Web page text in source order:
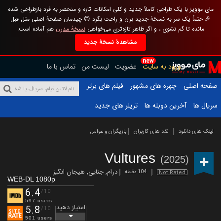
مای موویز با یک طراحی کاملاً جدید و کلی امکانات تازه و منحصر به فرد بازطراحی شده
🎉 حتماً یک سر به نسخهٔ جدید بزن و راحت بگرد 😊 چیدمان صفحهٔ اصلی مثل قبل
مانده تا گم نشوی ، و اگر ظاهر تازه‌تری می‌خواهینسخهٔ مدرن هم آماده است.
مشاهدهٔ نسخهٔ جدید
new
ورود به سایت عضویت لیست من تماس با ما
صفحه اصلی
چهره های مشهور
فیلم های برتر
سریال ها
آخرین دوبله ها تریلر های جدید
لینک های دانلود نقد های کاربران بازیگران و عوامل
Vultures (2025)
Not Rated 104 دقیقه درام,جنایی, هیجان انگیز
WEB-DL 1080p
6.4/10
597 users
5.8 /10
501 users
امتیاز دهید